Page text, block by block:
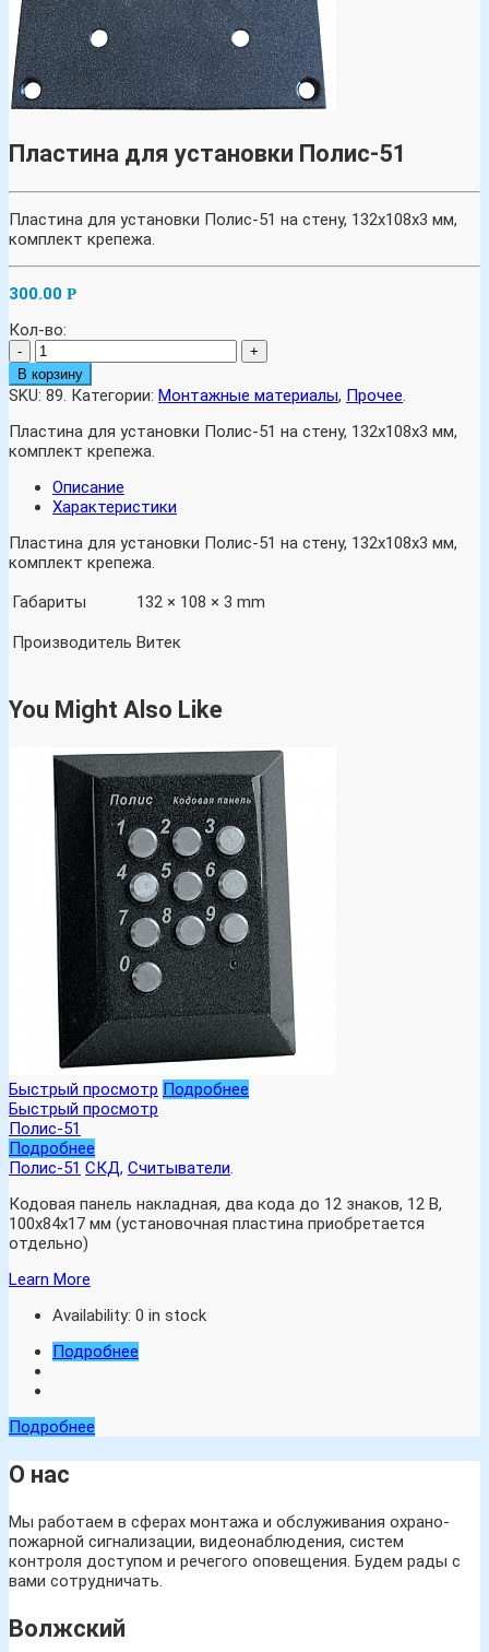
Пластина для установки Полис-51
Пластина для установки Полис-51 на стену, 132х108х3 мм,
комплект крепежа.
300.00 Р
Кол-во:
-
+
В корзину
SKU: 89. Категории: Монтажные материалы, Прочее.
Пластина для установки Полис-51 на стену, 132х108х3 мм,
комплект крепежа.
Описание
Характеристики
Пластина для установки Полис-51 на стену, 132х108х3 мм,
комплект крепежа.
Габариты
132 × 108 × 3 mm
Производитель Витек
You Might Also Like
Быстрый просмотр Подробнее
Быстрый просмотр
Полис-51
Подробнее
Полис-51 СКД, Считыватели.
Кодовая панель накладная, два кода до 12 знаков, 12 В,
100х84х17 мм (установочная пластина приобретается
отдельно)
Learn More
Availability: 0 in stock
Подробнее
Подробнее
О нас
Мы работаем в сферах монтажа и обслуживания охрано-
пожарной сигнализации, видеонаблюдения, систем
контроля доступом и речегого оповещения. Будем рады с
вами сотрудничать.
Волжский